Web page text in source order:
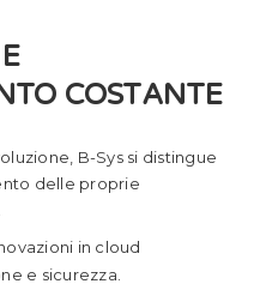
COSTANTE
B-Sys si distingue
delle proprie
in cloud
e sicurezza.